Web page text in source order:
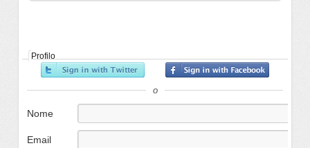
Profilo
o
Nome
Email